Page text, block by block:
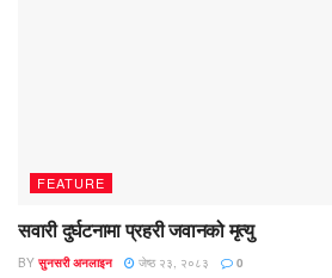
FEATURE
सवारी दुर्घटनामा प्रहरी जवानको मृत्यु
BY सुनसरी अनलाइन जेष्ठ २३, २०८३ 0